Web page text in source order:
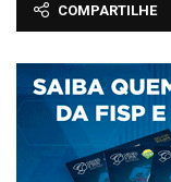
COMPARTILHE